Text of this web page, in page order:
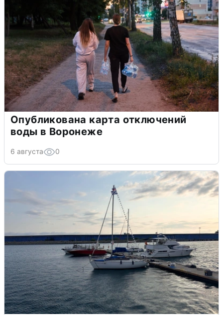
Опубликована карта отключений
воды в Воронеже
6 августа 0